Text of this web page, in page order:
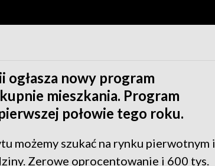
nowy program
mieszkania. Program
połowie tego roku.
możemy szukać na rynku pierwotnym i
Zerowe oprocentowanie i 600 tys.